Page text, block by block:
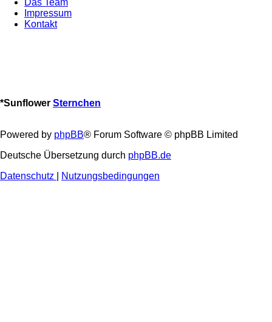
Das Team
Impressum
Kontakt
*Sunflower Sternchen
Powered by phpBB® Forum Software © phpBB Limited
Deutsche Übersetzung durch phpBB.de
Datenschutz
Nutzungsbedingungen